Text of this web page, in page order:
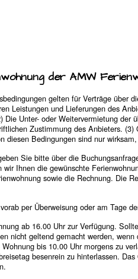
der AMW
gelten für Verträge über
Leistungen und Lieferungen des
Unter- oder Weitervermietung der
Zustimmung des Anbieters.
diesen Bedingungen sind nur
Sie bitte über die
Ihnen die gewünschte
sowie die Rechnung. Die
per Überweisung oder am Tage
ab 16.00 Uhr zur Verfügung.
nicht geltend gemacht werden,
bis 10.00 Uhr morgens zu
besenrein zu hinterlassen.